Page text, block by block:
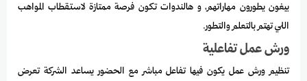
يبغون يطورون مهاراتهم، و هالندوات تكون فرصة ممتازة لاستقطاب المواهب
اللي تهتم بالتعلم والتطور.
ورش عمل تفاعلية
تنظيم ورش عمل يكون فيها تفاعل مباشر مع الحضور يساعد الشركة تعرض